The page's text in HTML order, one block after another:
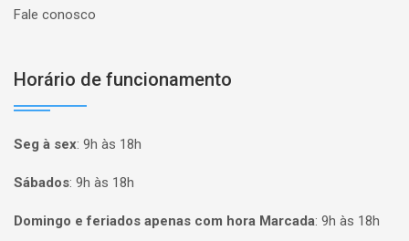
Fale conosco
Horário de funcionamento
Seg à sex: 9h às 18h
Sábados: 9h às 18h
Domingo e feriados apenas com hora Marcada: 9h às 18h